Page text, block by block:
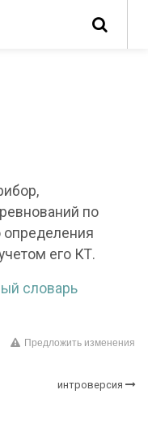
по
его КТ.
словарь
Предложить изменения
интроверсия